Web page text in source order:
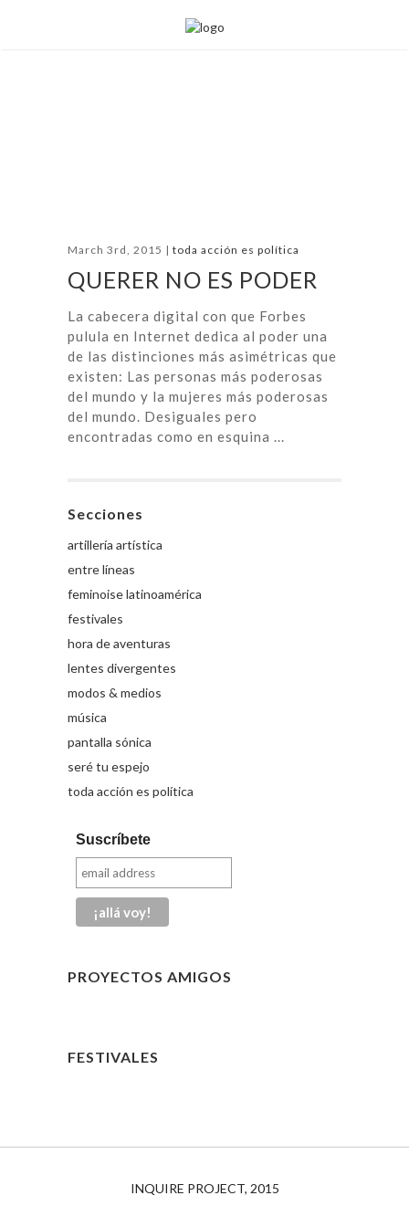
March 3rd, 2015 | toda acción es política
QUERER NO ES PODER
La cabecera digital con que Forbes
pulula en Internet dedica al poder una
de las distinciones más asimétricas que
existen: Las personas más poderosas
del mundo y la mujeres más poderosas
del mundo. Desiguales pero
encontradas como en esquina ...
Secciones
artillería artística
entre líneas
feminoise latinoamérica
festivales
hora de aventuras
lentes divergentes
modos & medios
música
pantalla sónica
seré tu espejo
toda acción es política
Suscríbete
PROYECTOS AMIGOS
FESTIVALES
INQUIRE PROJECT, 2015